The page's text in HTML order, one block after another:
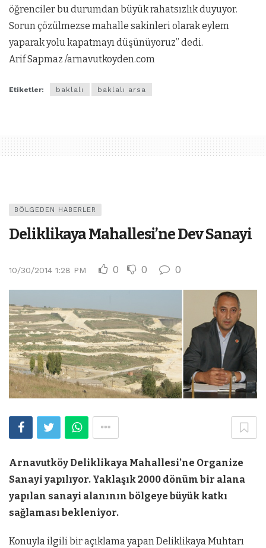
öğrenciler bu durumdan büyük rahatsızlık duyuyor.
Sorun çözülmezse mahalle sakinleri olarak eylem
yaparak yolu kapatmayı düşünüyoruz” dedi.
Arif Sapmaz /arnavutkoyden.com
Etiketler: baklalı baklalı arsa
BÖLGEDEN HABERLER
Deliklikaya Mahallesi’ne Dev Sanayi
10/30/2014 1:28 PM 0 0 0
Arnavutköy Deliklikaya Mahallesi’ne Organize
Sanayi yapılıyor. Yaklaşık 2000 dönüm bir alana
yapılan sanayi alanının bölgeye büyük katkı
sağlaması bekleniyor.
Konuyla ilgili bir açıklama yapan Deliklikaya Muhtarı